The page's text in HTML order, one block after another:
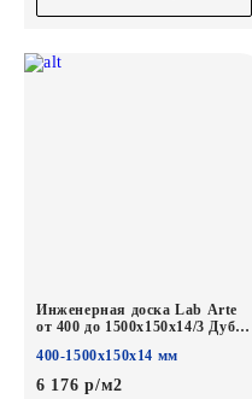
Инженерная доска Lab Arte
от 400 до 1500х150х14/3 Дуб
400-1500х150х14 мм
6 176 р/м2